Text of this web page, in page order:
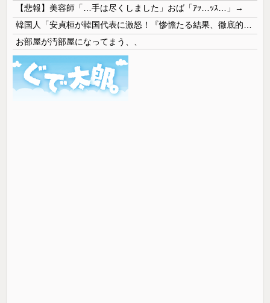
【悲報】美容師「…手は尽くしました」おば「ｱｯ…ｯｽ…」→
お部屋が汚部屋になってまう、、